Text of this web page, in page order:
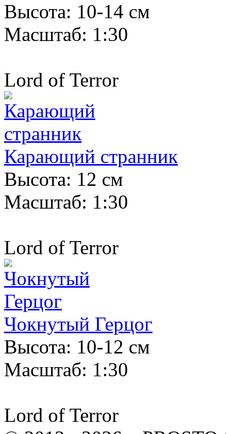
Высота: 10-14 см
Масштаб: 1:30
Lord of Terror
Карающий странник
Высота: 12 см
Масштаб: 1:30
Lord of Terror
Чокнутый Герцог
Высота: 10-12 см
Масштаб: 1:30
Lord of Terror